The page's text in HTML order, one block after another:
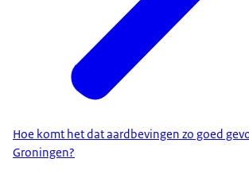
Hoe komt het dat aardbevingen zo goed
Groningen?